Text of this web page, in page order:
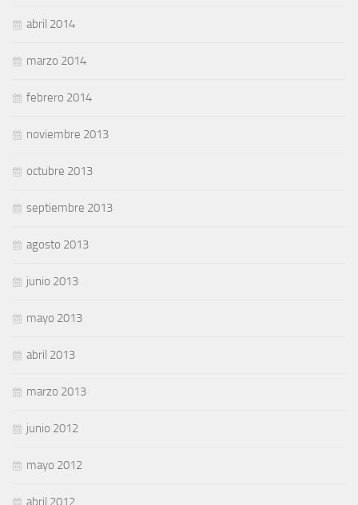
abril 2014
marzo 2014
febrero 2014
noviembre 2013
octubre 2013
septiembre 2013
agosto 2013
junio 2013
mayo 2013
abril 2013
marzo 2013
junio 2012
mayo 2012
abril 2012